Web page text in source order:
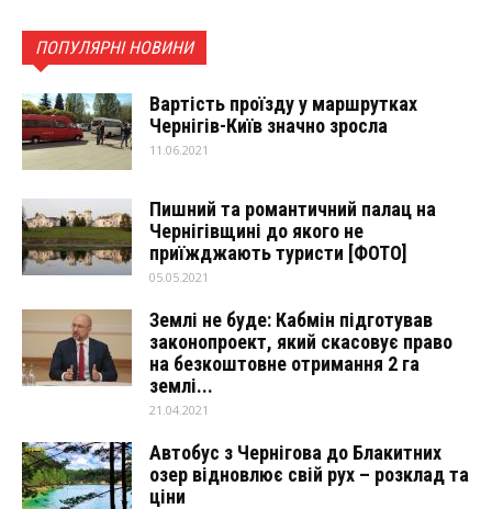
ПОПУЛЯРНІ НОВИНИ
Вартість проїзду у маршрутках
Чернігів-Київ значно зросла
11.06.2021
Пишний та романтичний палац на
Чернігівщині до якого не
приїжджають туристи [ФОТО]
05.05.2021
Землі не буде: Кабмін підготував
законопроект, який скасовує право
на безкоштовне отримання 2 га
землі...
21.04.2021
Автобус з Чернігова до Блакитних
озер відновлює свій рух – розклад та
ціни